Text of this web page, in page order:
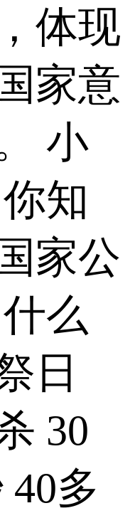
体现
家意
小
知
家公
么
日
30
40多